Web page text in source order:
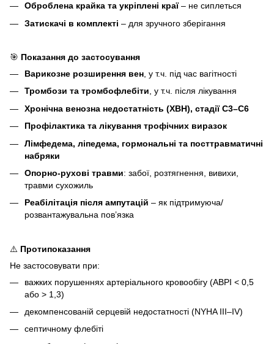
Оброблена крайка та укріплені краї– не сиплеться
Затискачі в комплекті – для зручного зберігання
🎯 Показання до застосування
Варикозне розширення вен , у т.ч. під час вагітності
Тромбози та тромбофлебіти, у т.ч. після лікування
Хронічна венозна недостатність (ХВН), стадії C3–C6
Профілактика та лікування трофічних виразок
Лімфедема, ліпедема, гормональні та посттравматичні
набряки
Опорно-рухові травми: забої, розтягнення, вивихи,
травми сухожиль
Реабілітація після ампутацій – як підтримуюча/
розвантажувальна пов’язка
⚠️ Протипоказання
Не застосовувати при:
важких порушеннях артеріального кровообігу (ABPI < 0,5
або > 1,3)
декомпенсованій серцевій недостатності (NYHA III–IV)
септичному флебіті